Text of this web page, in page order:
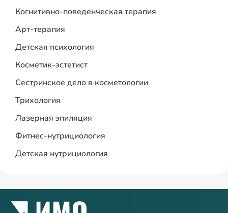
Когнитивно-поведенческая терапия
Арт-терапия
Детская психология
Косметик-эстетист
Сестринское дело в косметологии
Трихология
Лазерная эпиляция
Фитнес-нутрициология
Детская нутрициология